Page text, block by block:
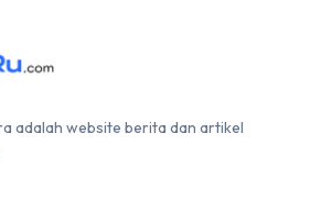
adalah website berita dan artikel